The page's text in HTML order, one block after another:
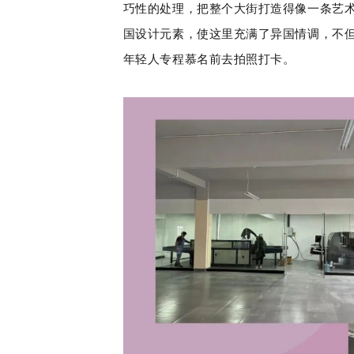
巧性的处理，把整个大街打造得像一条艺
国设计元素，使这里充满了异国情调，不
年轻人专程慕名前去拍照打卡。